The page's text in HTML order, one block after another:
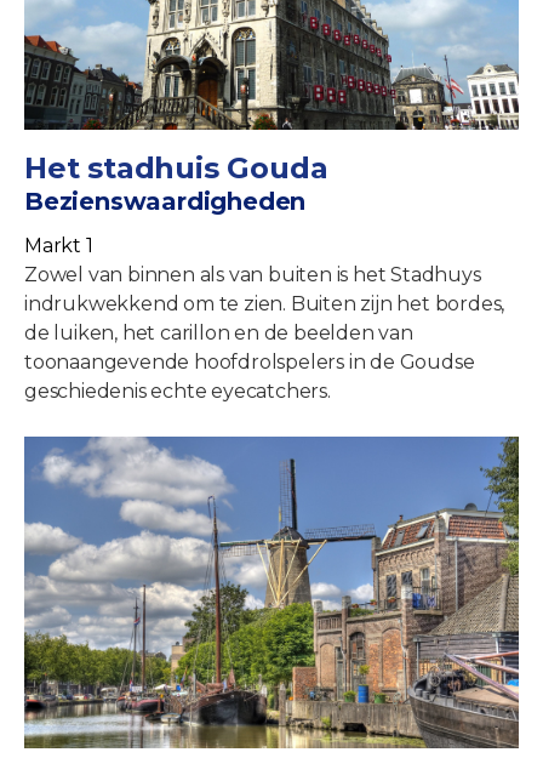
Het stadhuis Gouda
Bezienswaardigheden
Markt 1
Zowel van binnen als van buiten is het Stadhuys
indrukwekkend om te zien. Buiten zijn het bordes,
de luiken, het carillon en de beelden van
toonaangevende hoofdrolspelers in de Goudse
geschiedenis echte eyecatchers.